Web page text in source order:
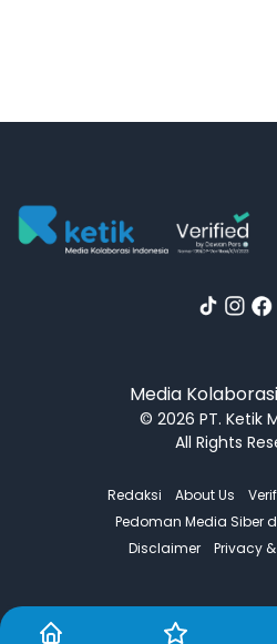
Media
© 2026 PT. Ketik
All Rights
Redaksi About Us
Pedoman Media Siber
Disclaimer
Privacy